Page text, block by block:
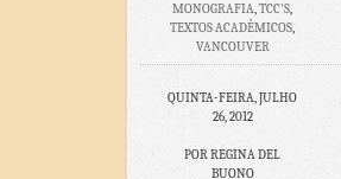
MONOGRAFIA,TCC'S,
TEXTOS ACADÊMICOS,
VANCOUVER
QUINTA-FEIRA, JULHO
26, 2012
POR REGINA DEL
BUONO